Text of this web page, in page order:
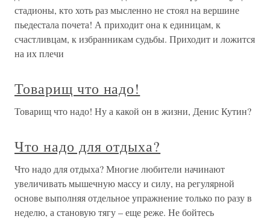
стадионы, кто хоть раз мысленно не стоял на вершине
пьедестала почета! А приходит она к единицам, к
счастливцам, к избранникам судьбы. Приходит и ложится
на их плечи
Товарищ что надо!
Товарищ что надо! Ну а какой он в жизни, Денис Кутин?
Что надо для отдыха?
Что надо для отдыха? Многие любители начинают
увеличивать мышечную массу и силу, на регулярной
основе выполняя отдельное упражнение только по разу в
неделю, а становую тягу – еще реже. Не бойтесь